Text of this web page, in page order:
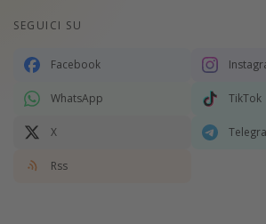
SEGUICI SU
Facebook
WhatsApp TikTok
X
Rss